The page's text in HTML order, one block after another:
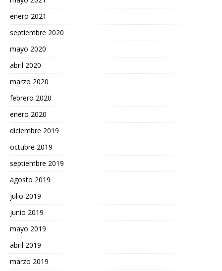
enero 2021
septiembre 2020
mayo 2020
abril 2020
marzo 2020
febrero 2020
enero 2020
diciembre 2019
octubre 2019
septiembre 2019
agosto 2019
julio 2019
junio 2019
mayo 2019
abril 2019
marzo 2019